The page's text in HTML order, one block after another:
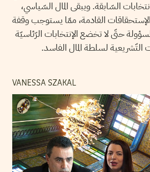
السّابقة. ويبقى المال السّياسي،
الإستحقاقات القادمة، ممّا يستوجب وقفة
حتّى لا تخضع الإنتخابات الرّئاسيّة
التّشريعية لسلطة المال الفاسد.
VANESSA SZAKAL